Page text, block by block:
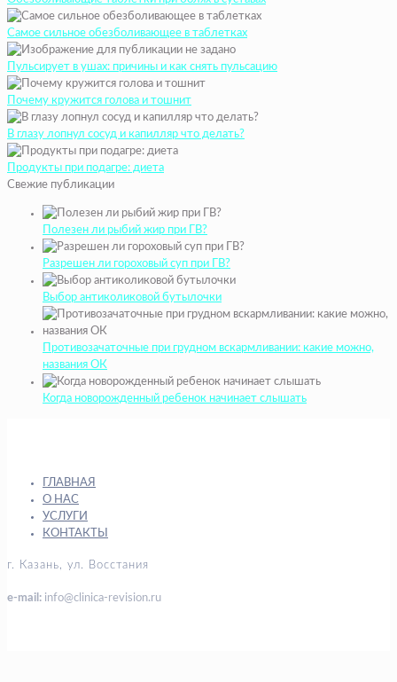
Самое сильное обезболивающее в таблетках
Пульсирует в ушах: причины и как снять пульсацию
Почему кружится голова и тошнит
В глазу лопнул сосуд и капилляр что делать?
Продукты при подагре: диета
Свежие публикации
Полезен ли рыбий жир при ГВ?
Разрешен ли гороховый суп при ГВ?
Выбор антиколиковой бутылочки
Противозачаточные при грудном вскармливании: какие можно,
названия ОК
Когда новорожденный ребенок начинает слышать
ГЛАВНАЯ
О НАС
УСЛУГИ
КОНТАКТЫ
г. Казань, ул. Восстания
e-mail: info@clinica-revision.ru